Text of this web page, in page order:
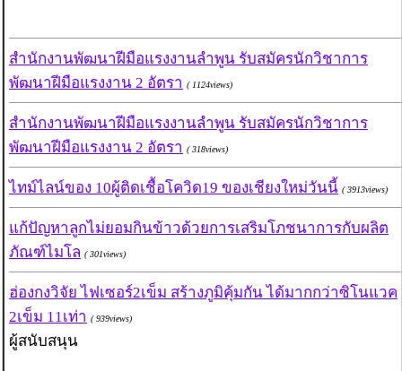
สำนักงานพัฒนาฝีมือแรงงานลำพูน รับสมัครนักวิชาการ
พัฒนาฝีมือแรงงาน 2 อัตรา ( 1124views)
สำนักงานพัฒนาฝีมือแรงงานลำพูน รับสมัครนักวิชาการ
พัฒนาฝีมือแรงงาน 2 อัตรา ( 318views)
ไทม์ไลน์ของ 10ผู้ติดเชื้อโควิด19 ของเชียงใหม่วันนี้ ( 3913views)
แก้ปัญหาลูกไม่ยอมกินข้าวด้วยการเสริมโภชนาการกับผลิต
ภัณฑ์ไมโล ( 301views)
ฮ่องกงวิจัย ไฟเซอร์2เข็ม สร้างภูมิคุ้มกัน ได้มากกว่าซิโนแวค
2เข็ม 11เท่า ( 939views)
ผู้สนับสนุน